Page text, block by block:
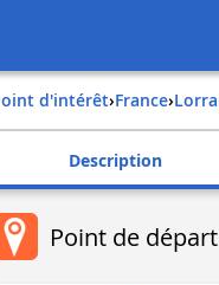
Point d'intérêt› france›
Description
Point de départ